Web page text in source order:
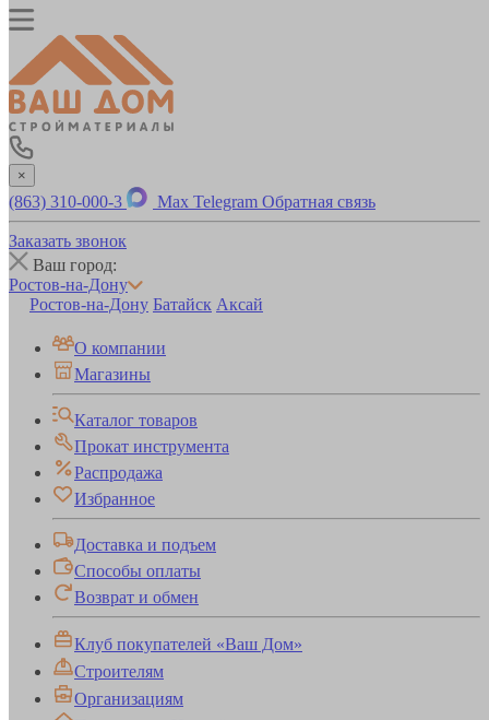
×
(863) 310-000-3 Max Telegram Обратная связь
Заказать звонок
Ваш город:
Ростов-на-Дону
Ростов-на-Дону Батайск Аксай
О компании
Магазины
Каталог товаров
Прокат инструмента
Распродажа
Избранное
Доставка и подъем
Способы оплаты
Возврат и обмен
Клуб покупателей «Ваш Дом»
Строителям
Организациям